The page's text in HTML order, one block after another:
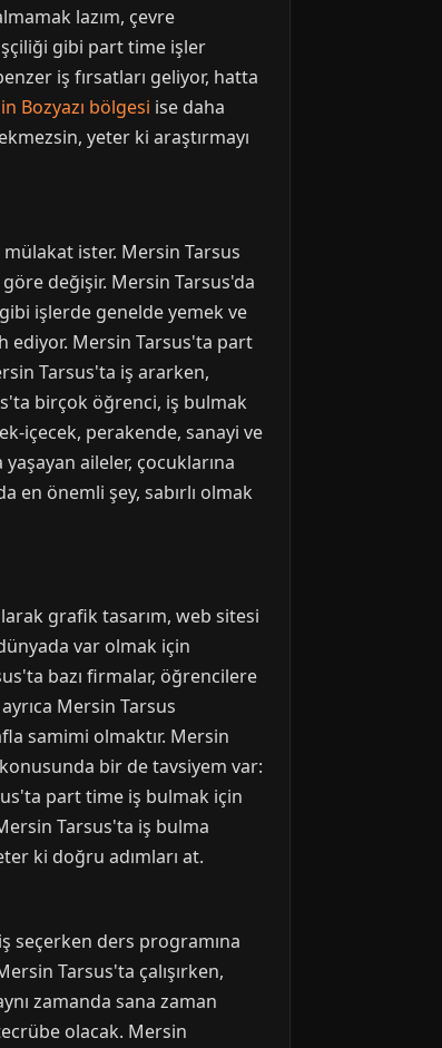
lazım, çevre
gibi part time işler
iş fırsatları geliyor, hatta
Bozyazı bölgesi ise daha
yeter ki araştırmayı
ister. Mersin Tarsus
değişir. Mersin Tarsus'da
işlerde genelde yemek ve
ediyor. Mersin Tarsus'ta part
Tarsus'ta iş ararken,
birçok öğrenci, iş bulmak
içecek, perakende, sanayi ve
aileler, çocuklarına
önemli şey, sabırlı olmak
grafik tasarım, web sitesi
var olmak için
bazı firmalar, öğrencilere
Mersin Tarsus
samimi olmaktır. Mersin
bir de tavsiyem var:
part time iş bulmak için
Tarsus'ta iş bulma
ki doğru adımları at.
seçerken ders programına
Tarsus'ta çalışırken,
zamanda sana zaman
olacak. Mersin